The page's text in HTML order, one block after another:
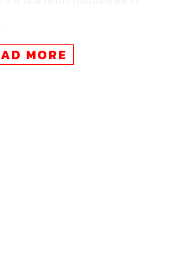
อยู่ที่บริเวณจุดต่ำสุดในรอบ 3
ลาร์ และคิดเป็นมูลค่าที่หายไป
MORE